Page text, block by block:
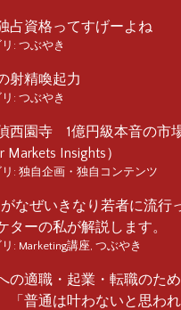
占資格ってすげーよね
: つぶやき
射精喚起力
: つぶやき
西園寺 1億円級本音の市
Markets Insights）
: 独自企画・独自コンテンツ
なぜいきなり若者に流行
ターの私が解説します。
: Marketing講座 つぶやき
の適職・起業・転職のた
普通は叶わないと思わ